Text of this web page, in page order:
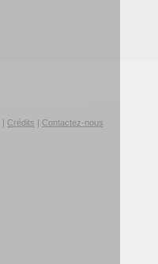
Crédits Contactez-nous